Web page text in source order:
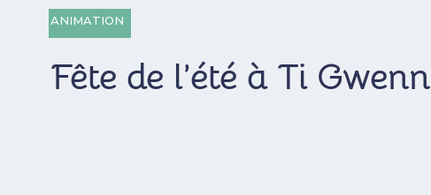
ANIMATION
Fête de l’été à Ti Gwenn